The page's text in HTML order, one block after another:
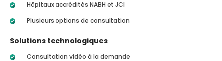
Hôpitaux accrédités NABH et JCI
Plusieurs options de consultation
Solutions technologiques
Consultation vidéo à la demande